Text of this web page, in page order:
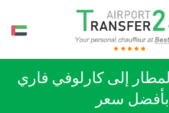
إلى كارلوفي فاري
بأفضل سعر